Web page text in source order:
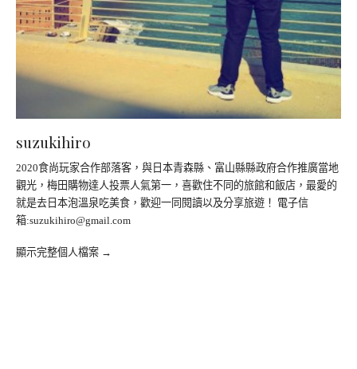
suzukihiro
2020食尚玩家合作部落客，與日本青森縣、富山縣縣政府合作推廣當地
觀光，梅田購物達人投票人氣第一，喜歡住不同的旅館和飯店，最愛的
就是去日本泡溫泉吃美食，歡迎一同閱讀以及分享旅遊！ 電子信
箱:suzukihiro@gmail.com
顯示完整個人檔案 →